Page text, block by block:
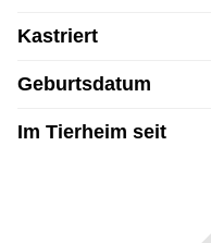
Kastriert
Geburtsdatum
Im Tierheim seit